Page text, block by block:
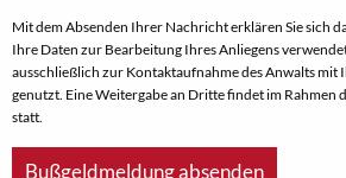
Mit dem Absenden Ihrer Nachricht erklären Sie sich
Ihre Daten zur Bearbeitung Ihres Anliegens
ausschließlich zur Kontaktaufnahme des Anwalts mit
genutzt. Eine Weitergabe an Dritte findet im Rahmen
statt.